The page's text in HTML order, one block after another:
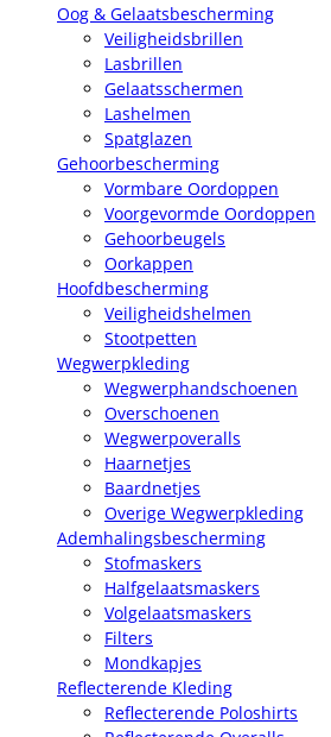
Oog & Gelaatsbescherming
Veiligheidsbrillen
Lasbrillen
Gelaatsschermen
Lashelmen
Spatglazen
Gehoorbescherming
Vormbare Oordoppen
Voorgevormde Oordoppen
Gehoorbeugels
Oorkappen
Hoofdbescherming
Veiligheidshelmen
Stootpetten
Wegwerpkleding
Wegwerphandschoenen
Overschoenen
Wegwerpoveralls
Haarnetjes
Baardnetjes
Overige Wegwerpkleding
Ademhalingsbescherming
Stofmaskers
Halfgelaatsmaskers
Volgelaatsmaskers
Filters
Mondkapjes
Reflecterende Kleding
Reflecterende Poloshirts